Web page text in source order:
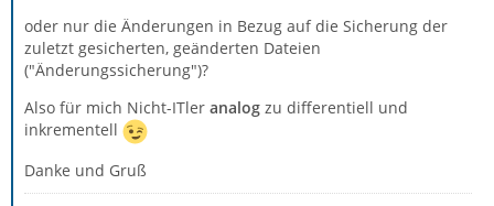
oder nur die Änderungen in Bezug auf die Sicherung der
zuletzt gesicherten, geänderten Dateien
("Änderungssicherung")?
Also für mich Nicht-ITler analog zu differentiell und
inkrementell
Danke und Gruß